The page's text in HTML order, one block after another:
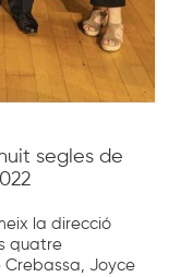
segles de
la direcció
quatre
Crebassa, Joyce